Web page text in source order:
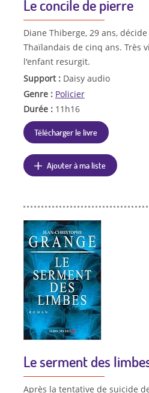
Le concile de pierre
Diane Thiberge, 29 ans,
Thaïlandais de cinq ans. Très
l'enfant resurgit.
Support : Daisy audio
Genre : Policier
Durée : 11h16
Télécharger le livre
Ajouter à ma liste
Le serment des
Après la tentative de suicide